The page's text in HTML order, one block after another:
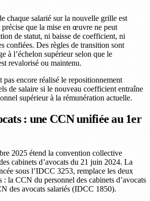
chaque salarié sur la nouvelle grille est
que la mise en œuvre ne peut
de statut, ni baisse de coefficient, ni
confiées. Des règles de transition sont
à l’échelon supérieur selon que le
revalorisé ou maintenu.
encore réalisé le repositionnement
de salaire si le nouveau coefficient entraîne
supérieur à la rémunération actuelle.
: une CCN unifiée au 1er
2025 étend la convention collective
cabinets d’avocats du 21 juin 2024. La
sous l’IDCC 3253, remplace les deux
: la CCN du personnel des cabinets d’avocats
des avocats salariés (IDCC 1850).